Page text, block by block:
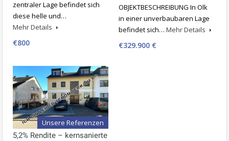
zentraler Lage befindet sich
diese helle und…
Mehr Details
€800
OBJEKTBESCHREIBUNG In Olk
in einer unverbaubaren Lage
befindet sich… Mehr Details
€329.900 €
Unsere Referenzen
5,2% Rendite – kernsanierte